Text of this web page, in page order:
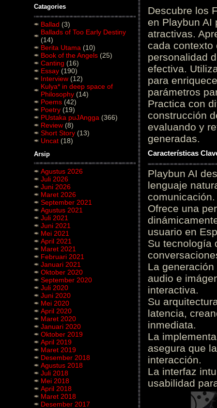
Catagories
Ballad (3)
Ballads of Too Early Destiny
(14)
Berita Utama (10)
Book of the Angels (25)
Canting (16)
Essay (190)
Interview (12)
Kulya* in deep space of
Philosophy (14)
Poems (42)
Poetry (19)
PUstaka puJAngga (366)
Review (8)
Short Story (13)
Uncat (18)
Arsip
Agustus 2026
Juli 2026
Juni 2026
Maret 2026
September 2021
Agustus 2021
Juli 2021
Juni 2021
Mei 2021
April 2021
Maret 2021
Februari 2021
Januari 2021
Oktober 2020
September 2020
Juli 2020
Juni 2020
Mei 2020
April 2020
Maret 2020
Januari 2020
Oktober 2019
April 2019
Maret 2019
Desember 2018
Agustus 2018
Juli 2018
Mei 2018
April 2018
Maret 2018
Desember 2017
Descubre los
en Playbun AI
atractivas.
cada contexto
personalidad
efectiva.
para
parámetros
Practica con
construcción
evaluando y
generadas.
Características
Playbun AI
lenguaje
comunicación.
Ofrece una
usuario en
Su tecnología
La
audio e
interactiva.
Su
latencia,
inmediata.
La
asegura que
interacción.
La interfaz
usabilidad